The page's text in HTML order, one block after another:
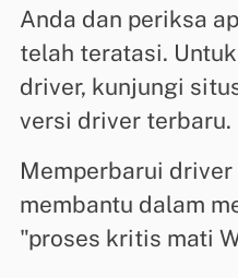
Anda dan periksa
telah teratasi.
driver, kunjungi
versi driver terbaru.
Memperbarui
membantu dalam
"proses kritis mati